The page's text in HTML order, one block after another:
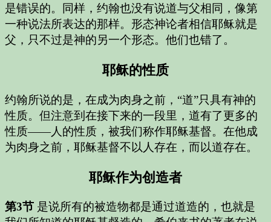
是错误的。同样，约翰也没有说道与父相同，像第
一种说法所表达的那样。形态神论者相信耶稣就是
父，只不过是神的另一个形态。他们也错了。
耶稣的性质
约翰所说的是，在成为肉身之前，“道”只具有神的
性质。但注意到在接下来的一段里，道有了更多的
性质——人的性质，被我们称作耶稣基督。在他成
为肉身之前，耶稣基督不以人存在，而以道存在。
耶稣作为创造者
第3节 是说所有的被造物都是通过道造的，也就是